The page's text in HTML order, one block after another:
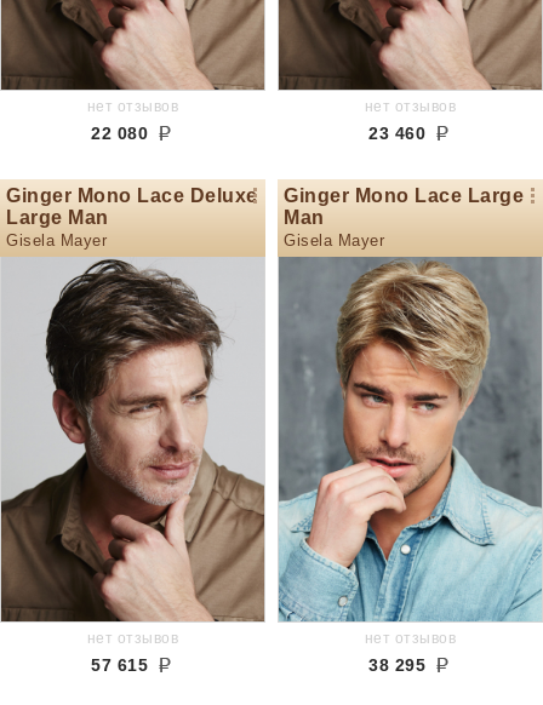
нет отзывов
22 080
нет отзывов
23 460
Ginger Mono Lace Deluxe
Large Man
Gisela Mayer
нет отзывов
57 615
Ginger Mono Lace Large
Man
Gisela Mayer
нет отзывов
38 295